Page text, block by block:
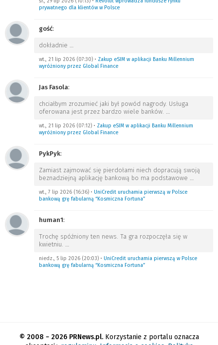
prywatnego dla klientów w Polsce
gość:
dokładnie …
wt., 21 lip 2026 (07:30) • Zakup eSIM w aplikacji Banku Millennium
wyróżniony przez Global Finance
Jas Fasola:
chciałbym zrozumieć jaki był powód nagrody. Usługa
oferowana jest przez bardzo wiele banków. …
wt., 21 lip 2026 (07:12) • Zakup eSIM w aplikacji Banku Millennium
wyróżniony przez Global Finance
PykPyk:
Zamiast zajmować się pierdołami niech dopracują swoją
beznadziejną aplikację bankową bo ma podstawowe …
wt., 7 lip 2026 (16:36) • UniCredit uruchamia pierwszą w Polsce
bankową grę fabularną “Kosmiczna Fortuna”
human1:
Trochę spóźniony ten news. Ta gra rozpoczęła się w
kwietniu. …
niedz., 5 lip 2026 (20:03) • UniCredit uruchamia pierwszą w Polsce
bankową grę fabularną “Kosmiczna Fortuna”
© 2008 − 2026 PRNews.pl.Korzystanie z portalu oznacza